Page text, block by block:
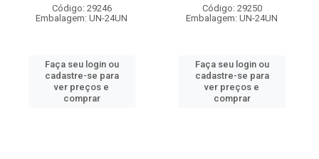
Código: 29246
Embalagem: UN-24UN
Faça seu login ou
cadastre-se para
ver preços e
comprar
Código: 29250
Embalagem: UN-24UN
Faça seu login ou
cadastre-se para
ver preços e
comprar